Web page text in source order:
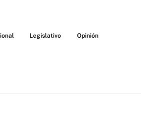
Legislativo Opinión